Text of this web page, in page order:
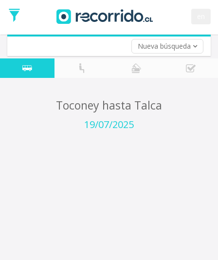
Nueva búsqueda
de
Ida
Vuelta (opcional)
Fecha
de
Toconey hasta Talca
19/07/2025